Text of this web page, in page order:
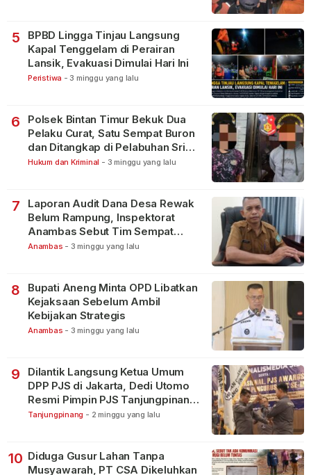
5
BPBD Lingga Tinjau Langsung
Kapal Tenggelam di Perairan
Lansik, Evakuasi Dimulai Hari Ini
Peristiwa - 3 minggu yang lalu
6
Polsek Bintan Timur Bekuk Dua
Pelaku Curat, Satu Sempat Buron
dan Ditangkap di Pelabuhan Sri
Bintan Pura
Hukum dan Kriminal - 3 minggu yang lalu
7
Laporan Audit Dana Desa Rewak
Belum Rampung, Inspektorat
Anambas Sebut Tim Sempat
Terbagi Tangani Kasus Lain
Anambas - 3 minggu yang lalu
8
Bupati Aneng Minta OPD Libatkan
Kejaksaan Sebelum Ambil
Kebijakan Strategis
Anambas - 3 minggu yang lalu
9
Dilantik Langsung Ketua Umum
DPP PJS di Jakarta, Dedi Utomo
Resmi Pimpin PJS Tanjungpinang-
Bintan
Tanjungpinang - 2 minggu yang lalu
10 Diduga Gusur Lahan Tanpa
Musyawarah, PT CSA Dikeluhkan